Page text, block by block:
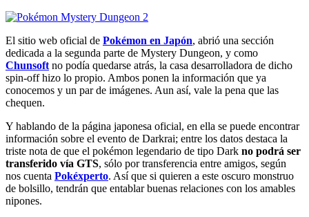
El sitio web oficial de Pokémon en Japón, abrió una sección
dedicada a la segunda parte de Mystery Dungeon, y como
Chunsoft no podía quedarse atrás, la casa desarrolladora de dicho
spin-off hizo lo propio. Ambos ponen la información que ya
conocemos y un par de imágenes. Aun así, vale la pena que las
chequen.
Y hablando de la página japonesa oficial, en ella se puede encontrar
información sobre el evento de Darkrai; entre los datos destaca la
triste nota de que el pokémon legendario de tipo Dark no podrá ser
transferido vía GTS, sólo por transferencia entre amigos, según
nos cuenta Pokéxperto. Así que si quieren a este oscuro monstruo
de bolsillo, tendrán que entablar buenas relaciones con los amables
nipones.